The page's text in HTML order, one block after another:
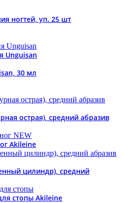
ногтей, уп. 25 шт
Unguisan
30 мл
острая), средний абразив
Akileine
цилиндр), средний
стопы Akileine